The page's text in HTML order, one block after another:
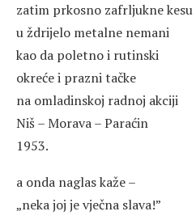
zatim prkosno zafrljukne kesu
u ždrijelo metalne nemani
kao da poletno i rutinski
okreće i prazni tačke
na omladinskoj radnoj akciji
Niš – Morava – Paraćin
1953.
a onda naglas kaže –
„neka joj je vječna slava!”